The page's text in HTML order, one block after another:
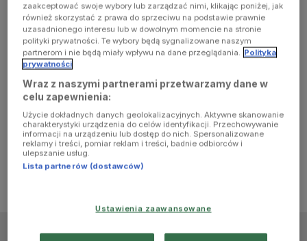
(see the
browser
console for
more
information)
zaakceptować swoje wybory lub zarządzać nimi, klikając poniżej, jak
również skorzystać z prawa do sprzeciwu na podstawie prawnie
uzasadnionego interesu lub w dowolnym momencie na stronie
polityki prywatności. Te wybory będą sygnalizowane naszym
partnerom i nie będą miały wpływu na dane przeglądania. Polityka
prywatności
Wraz z naszymi partnerami przetwarzamy dane w
celu zapewnienia:
Użycie dokładnych danych geolokalizacyjnych. Aktywne skanowanie
charakterystyki urządzenia do celów identyfikacji. Przechowywanie
informacji na urządzeniu lub dostęp do nich. Spersonalizowane
reklamy i treści, pomiar reklam i treści, badnie odbiorców i
ulepszanie usług.
Lista partnerów (dostawców)
Ustawienia zaawansowane